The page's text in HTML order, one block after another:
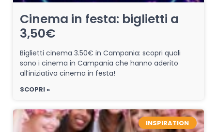
Cinema in festa: biglietti a
3,50€
Biglietti cinema 3.50€ in Campania: scopri quali
sono i cinema in Campania che hanno aderito
all’iniziativa cinema in festa!
SCOPRI »
INSPIRATION